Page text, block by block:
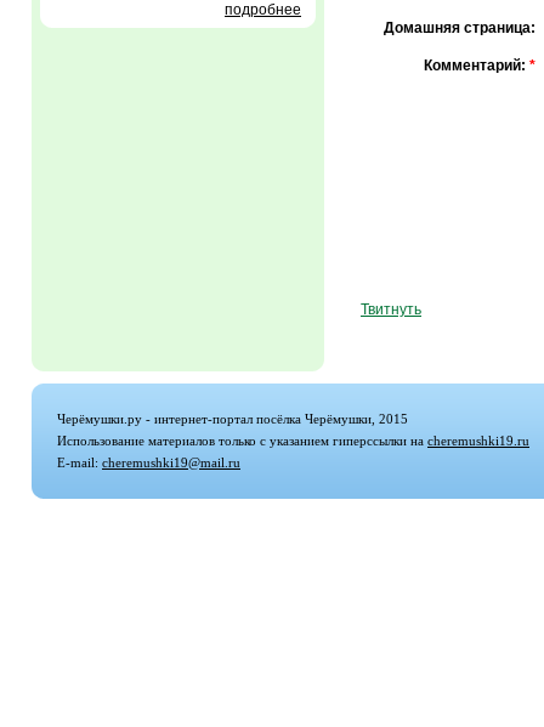
подробнее
Домашняя страница:
Комментарий: *
Твитнуть
Черёмушки.ру - интернет-портал посёлка Черёмушки, 2015
Использование материалов только с указанием гиперссылки на cheremushki19.ru
E-mail: cheremushki19@mail.ru